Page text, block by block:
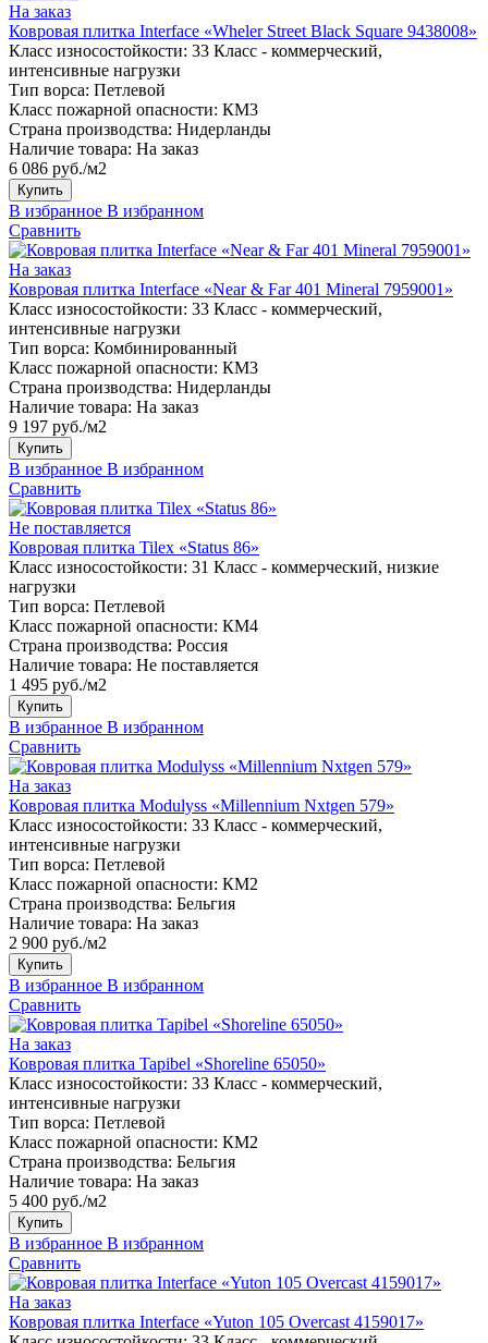
На заказ
Ковровая плитка Interface «Wheler Street Black Square 9438008»
Класс износостойкости: 33 Класс - коммерческий,
интенсивные нагрузки
Тип ворса: Петлевой
Класс пожарной опасности: КМ3
Страна производства: Нидерланды
Наличие товара: На заказ
6 086 руб./м2
Купить
В избранное В избранном
Сравнить
На заказ
Ковровая плитка Interface «Near & Far 401 Mineral 7959001»
Класс износостойкости: 33 Класс - коммерческий,
интенсивные нагрузки
Тип ворса: Комбинированный
Класс пожарной опасности: КМ3
Страна производства: Нидерланды
Наличие товара: На заказ
9 197 руб./м2
Купить
В избранное В избранном
Сравнить
Не поставляется
Ковровая плитка Tilex «Status 86»
Класс износостойкости: 31 Класс - коммерческий, низкие
нагрузки
Тип ворса: Петлевой
Класс пожарной опасности: КМ4
Страна производства: Россия
Наличие товара: Не поставляется
1 495 руб./м2
Купить
В избранное В избранном
Сравнить
На заказ
Ковровая плитка Modulyss «Millennium Nxtgen 579»
Класс износостойкости: 33 Класс - коммерческий,
интенсивные нагрузки
Тип ворса: Петлевой
Класс пожарной опасности: КМ2
Страна производства: Бельгия
Наличие товара: На заказ
2 900 руб./м2
Купить
В избранное В избранном
Сравнить
На заказ
Ковровая плитка Tapibel «Shoreline 65050»
Класс износостойкости: 33 Класс - коммерческий,
интенсивные нагрузки
Тип ворса: Петлевой
Класс пожарной опасности: КМ2
Страна производства: Бельгия
Наличие товара: На заказ
5 400 руб./м2
Купить
В избранное В избранном
Сравнить
На заказ
Ковровая плитка Interface «Yuton 105 Overcast 4159017»